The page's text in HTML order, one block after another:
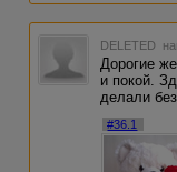
DELETED
Дорогие
и покой.
делали
#36.1